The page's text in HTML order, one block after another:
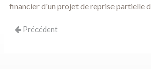
financier d'un projet de reprise partielle
Précédent